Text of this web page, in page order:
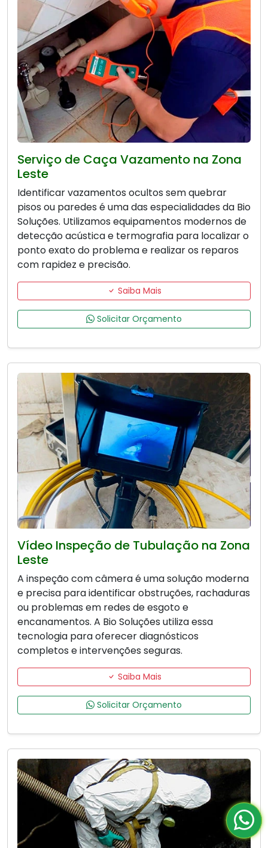
Serviço de Caça Vazamento na Zona
Leste
Identificar vazamentos ocultos sem quebrar
pisos ou paredes é uma das especialidades da Bio
Soluções. Utilizamos equipamentos modernos de
detecção acústica e termografia para localizar o
ponto exato do problema e realizar os reparos
com rapidez e precisão.
Saiba Mais
Solicitar Orçamento
Vídeo Inspeção de Tubulação na Zona
Leste
A inspeção com câmera é uma solução moderna
e precisa para identificar obstruções, rachaduras
ou problemas em redes de esgoto e
encanamentos. A Bio Soluções utiliza essa
tecnologia para oferecer diagnósticos
completos e intervenções seguras.
Saiba Mais
Solicitar Orçamento